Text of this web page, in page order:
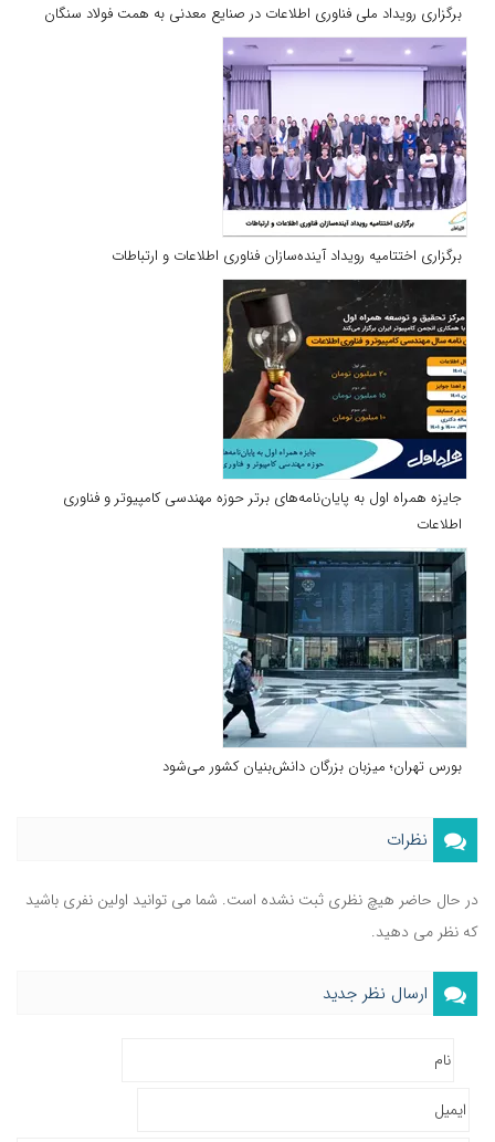
برگزاری رویداد ملی فناوری اطلاعات در صنایع معدنی به همت فولاد سنگان
برگزاری اختتامیه رویداد آینده‌سازان فناوری اطلاعات و ارتباطات
جایزه همراه اول به پایان‌نامه‌های برتر حوزه مهندسی کامپیوتر و فناوری
اطلاعات
بورس تهران؛ میزبان بزرگان دانش‌بنیان کشور می‌شود
نظرات
در حال حاضر هیچ نظری ثبت نشده است. شما می توانید اولین نفری باشید
که نظر می دهید.
ارسال نظر جدید